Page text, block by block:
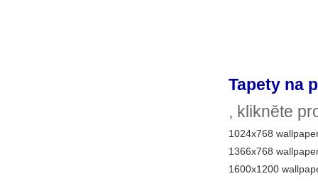
Tapety na
, klikněte
1024x768
1366x768
1600x1200